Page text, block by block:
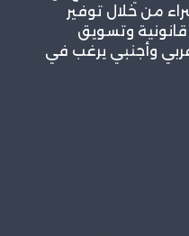
من خلال توفير
وتسويق
وأجنبي يرغب في